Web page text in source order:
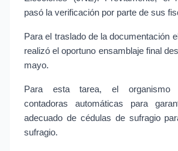
pasó la verificación por parte de sus
Para el traslado de la documentación
realizó el oportuno ensamblaje final
mayo.
Para esta tarea, el organismo
contadoras automáticas para
adecuado de cédulas de sufragio
sufragio.